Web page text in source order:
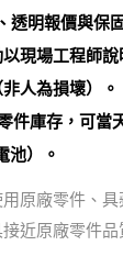
透明報價與保
現場工程師
人為損壞）。
件庫存，可當
池）。
原廠零件、
近原廠零件